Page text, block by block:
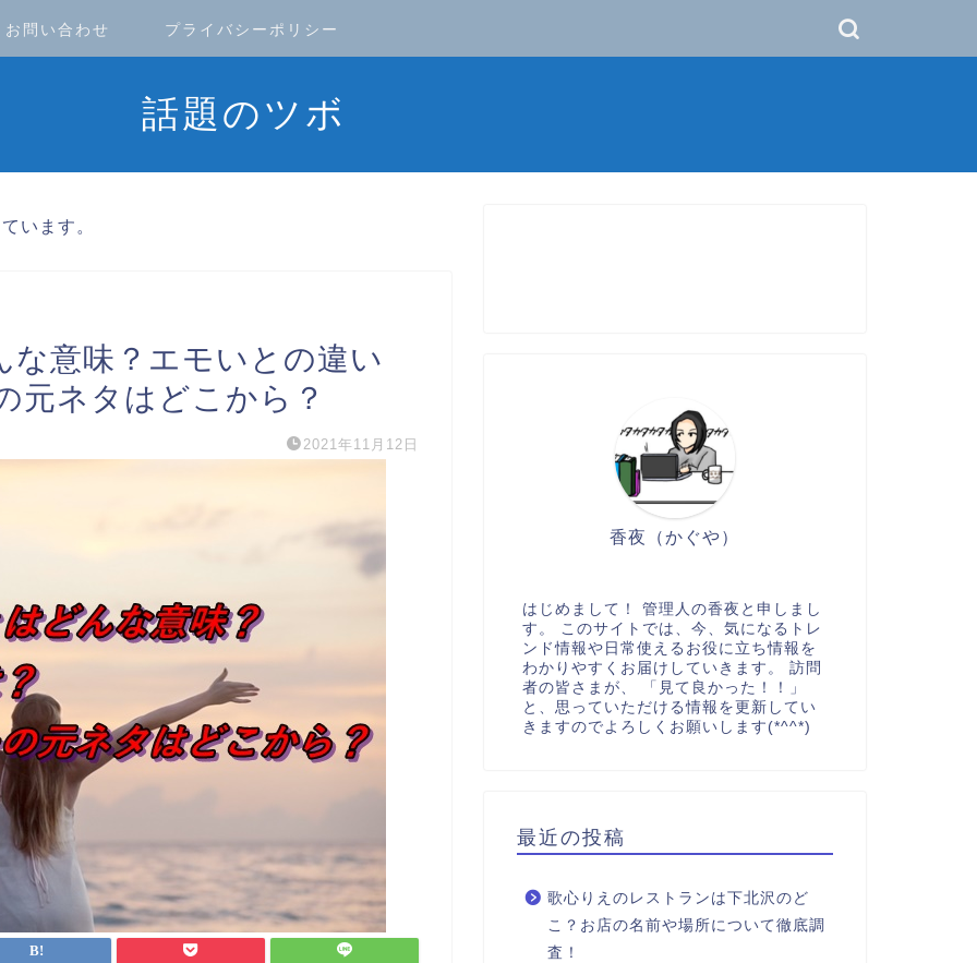
お問い合わせ プライバシーポリシー
話題のツボ
います。
意味？エモいとの違い
元ネタはどこから？
2021年11月12日
香夜（かぐや）
はじめまして！ 管理人の香夜と申しまし
す。 このサイトでは、今、気になるトレ
ンド情報や日常使えるお役に立ち情報を
わかりやすくお届けしていきます。 訪問
者の皆さまが、 「見て良かった！！」
と、思っていただける情報を更新してい
きますのでよろしくお願いします(*^^*)
最近の投稿
歌心りえのレストランは下北沢のど
こ？お店の名前や場所について徹底調
査！